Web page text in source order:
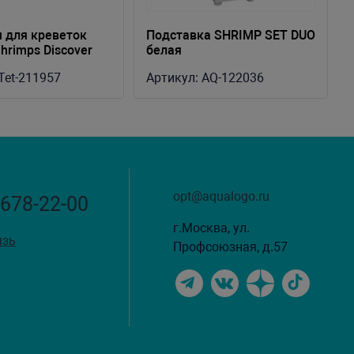
для креветок
Discover
211957
Подставка SHRIMP SET DUO
белая
Артикул: AQ-122036
22-00 opt@aqualogo.ru
г.Москва, ул.
Профсоюзная, д.57